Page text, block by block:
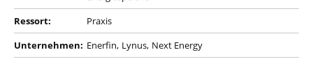
Ressort:
Praxis
Unternehmen: Enerfin Lynus Next Energy